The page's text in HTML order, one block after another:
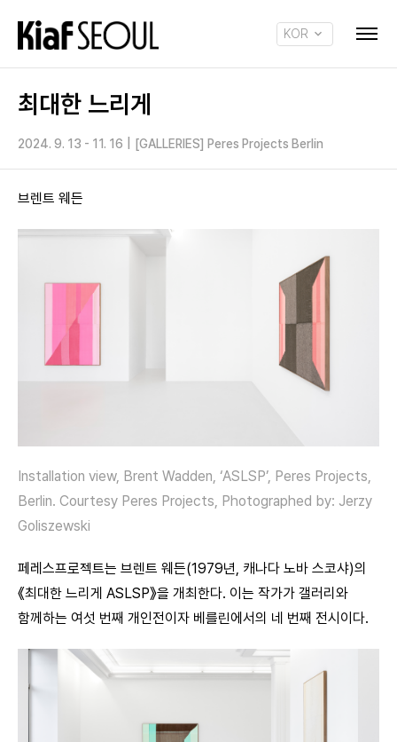
KOR
최대한 느리게
2024. 9. 13 - 11. 16 [GALLERIES] Peres Projects Berlin
브렌트 웨든
Installation view, Brent Wadden, ‘ASLSP’, Peres Projects,
Berlin. Courtesy Peres Projects, Photographed by: Jerzy
Goliszewski
페레스프로젝트는 브렌트 웨든(1979년, 캐나다 노바 스코샤)의
《최대한 느리게 ASLSP》을 개최한다. 이는 작가가 갤러리와
함께하는 여섯 번째 개인전이자 베를린에서의 네 번째 전시이다.